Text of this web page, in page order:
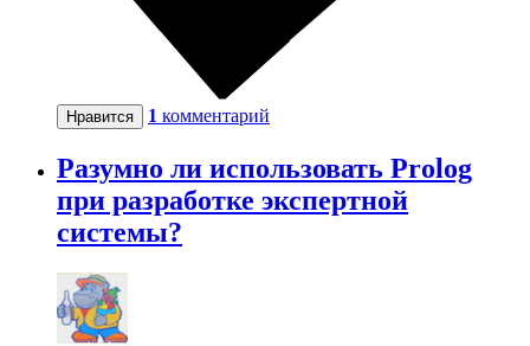
Нравится 1 комментарий
Разумно ли использовать Prolog
при разработке экспертной
системы?